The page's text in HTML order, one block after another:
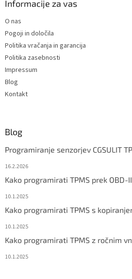
Informacije za vas
O nas
Pogoji in določila
Politika vračanja in garancija
Politika zasebnosti
Impressum
Blog
Kontakt
Blog
Programiranje senzorjev CGSULIT
16.2.2026
Kako programirati TPMS prek OBD-II
10.1.2025
Kako programirati TPMS s
10.1.2025
Kako programirati TPMS z ročnim
10.1.2025